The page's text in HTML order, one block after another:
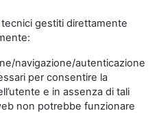
gestiti direttamente
navigazione/autenticazione
per consentire la
e in assenza di tali
non potrebbe funzionare